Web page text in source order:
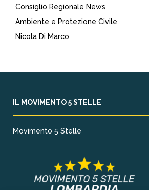
Consiglio Regionale News
Ambiente e Protezione Civile
Nicola Di Marco
IL MOVIMENTO 5 STELLE
Movimento 5 Stelle